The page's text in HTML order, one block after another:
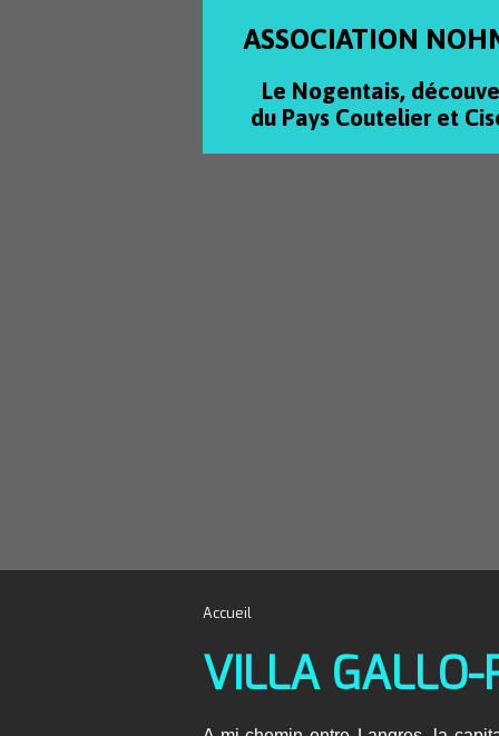
ASSOCIATION
Le Nogentais,
du Pays Coutelier et
Accueil
VILLA GALLO-